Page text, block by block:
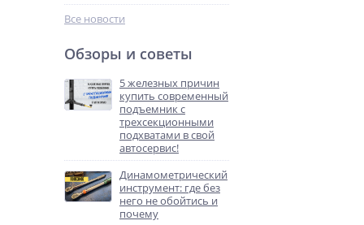
Все новости
Обзоры и советы
5 железных причин
купить современный
подъемник с
трехсекционными
подхватами в свой
автосервис!
Динамометрический
инструмент: где без
него не обойтись и
почему